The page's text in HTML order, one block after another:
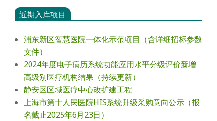
近期入库项目
浦东新区智慧医院一体化示范项目（含详细招标参数
文件）
2024年度电⼦病历系统功能应⽤⽔平分级评价新增
⾼级别医疗机构结果（持续更新）
静安区区域医疗中心改扩建工程
上海市第十人民医院HIS系统升级采购意向公示（报
名截止2025年6月23日）